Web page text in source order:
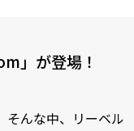
」が登場！
そんな中、リーベル